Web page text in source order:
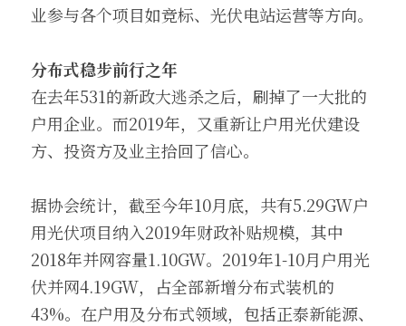
业参与各个项目如竞标、光伏电站运营等方向。
分布式稳步前行之年
在去年531的新政大逃杀之后，刷掉了一大批的
户用企业。而2019年，又重新让户用光伏建设
方、投资方及业主拾回了信心。
据协会统计，截至今年10月底，共有5.29GW户
用光伏项目纳入2019年财政补贴规模，其中
2018年并网容量1.10GW。2019年1-10月户用光
伏并网4.19GW，占全部新增分布式装机的
43%。在户用及分布式领域，包括正泰新能源、